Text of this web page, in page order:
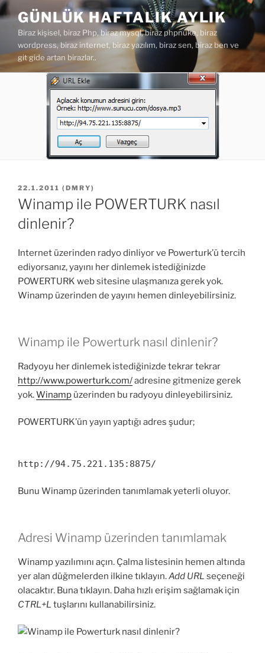
İçeriğe
geç
GÜNLÜK HAFTALIK AYLIK
Biraz kişisel, biraz Php, biraz mysql, biraz phpnuke, biraz
wordpress, biraz internet, biraz yazılım, biraz sen, biraz ben ve
git gide artan birazlar..
YAYIM
TARIHI
22.1.2011 ( DMRY)
Winamp ile POWERTURK nasıl
dinlenir?
Internet üzerinden radyo dinliyor ve Powerturk’ü tercih
ediyorsanız, yayını her dinlemek istediğinizde
POWERTURK web sitesine ulaşmanıza gerek yok.
Winamp üzerinden de yayını hemen dinleyebilirsiniz.
Winamp ile Powerturk nasıl dinlenir?
Radyoyu her dinlemek istediğinizde tekrar tekrar
http://www.powerturk.com/adresine gitmenize gerek
yok.Winamp üzerinden bu radyoyu dinleyebilirsiniz.
POWERTURK’ün yayın yaptığı adres şudur;
http://94.75.221.135:8875/
Bunu Winamp üzerinden tanımlamak yeterli oluyor.
Adresi Winamp üzerinden tanımlamak
Winamp yazılımını açın. Çalma listesinin hemen altında
yer alan düğmelerden ilkine tıklayın.Add URL seçeneği
olacaktır. Buna tıklayın. Daha hızlı erişim sağlamak için
CTRL+L tuşlarını kullanabilirsiniz.